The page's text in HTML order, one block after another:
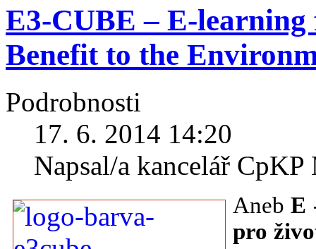
E3-CUBE – E-learning
Benefit to the
Podrobnosti
17. 6. 2014 14:20
Napsal/a kancelář
AnebE
pro